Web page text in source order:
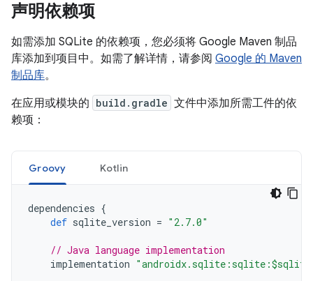
声明依赖项
如需添加 SQLite 的依赖项，您必须将 Google Maven 制品
库添加到项目中。如需了解详情，请参阅 Google 的 Maven
制品库。
在应用或模块的 build.gradle 文件中添加所需工件的依
赖项：
Groovy Kotlin
dependencies {
def sqlite_version = "2.7.0"
// Java language implementation
implementation